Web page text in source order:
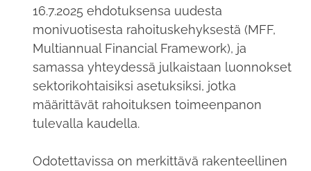
16.7.2025 ehdotuksensa uudesta
monivuotisesta rahoituskehyksestä (MFF,
Multiannual Financial Framework), ja
samassa yhteydessä julkaistaan luonnokset
sektorikohtaisiksi asetuksiksi, jotka
määrittävät rahoituksen toimeenpanon
tulevalla kaudella.
Odotettavissa on merkittävä rakenteellinen